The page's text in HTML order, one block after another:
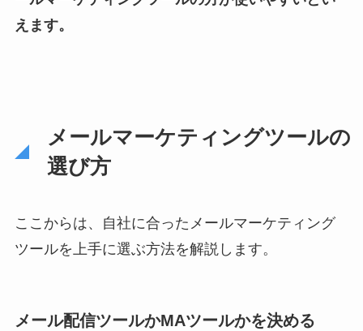
えます。
メールマーケティングツールの
選び方
ここからは、自社に合ったメールマーケティング
ツールを上手に選ぶ方法を解説します。
メール配信ツールかMAツールかを決める